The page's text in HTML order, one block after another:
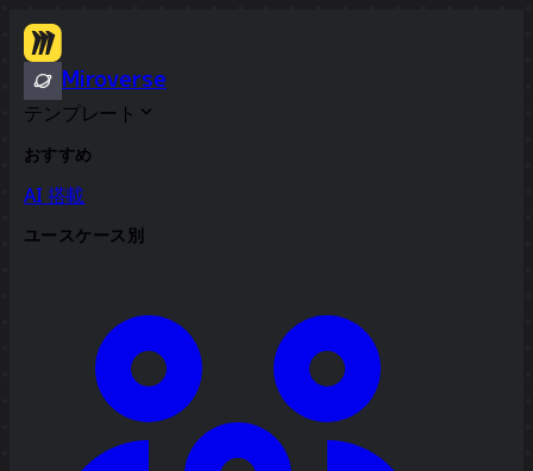
Miroverse
テンプレート
おすすめ
AI 搭載
ユースケース別